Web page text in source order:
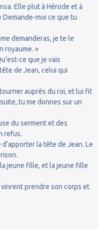
Elle plut à Hérode et à
Demande-moi ce que tu
demanderas, je te le
royaume. »
ce que je vais
de Jean, celui qui
auprès du roi, et lui fit
tu me donnes sur un
du serment et des
refus.
la tête de Jean. Le
jeune fille, et la jeune fille
prendre son corps et